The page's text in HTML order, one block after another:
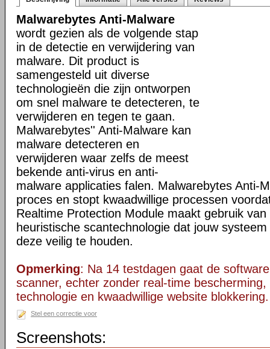
Malwarebytes Anti-Malware
wordt gezien als de volgende stap
in de detectie en verwijdering van
malware. Dit product is
samengesteld uit diverse
technologieën die zijn ontworpen
om snel malware te detecteren, te
verwijderen en tegen te gaan.
Malwarebytes'' Anti-Malware kan
malware detecteren en
verwijderen waar zelfs de meest
bekende anti-virus en anti-
malware applicaties falen. Malwarebytes Anti-
proces en stopt kwaadwillige processen
Realtime Protection Module maakt gebruik
heuristische scantechnologie dat jouw
deze veilig te houden.
Opmerking: Na 14 testdagen gaat de
scanner, echter zonder real-time
technologie en kwaadwillige website blokkering.
Stel een correctie voor
Screenshots: